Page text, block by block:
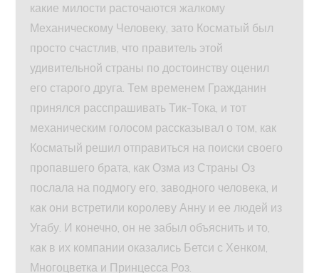
какие милости расточаются жалкому
Механическому Человеку, зато Косматый был
просто счастлив, что правитель этой
удивительной страны по достоинству оценил
его старого друга. Тем временем Гражданин
принялся расспрашивать Тик-Тока, и тот
механическим голосом рассказывал о том, как
Косматый решил отправиться на поиски своего
пропавшего брата, как Озма из Страны Оз
послала на подмогу его, заводного человека, и
как они встретили королеву Анну и ее людей из
Угабу. И конечно, он не забыл объяснить и то,
как в их компании оказались Бетси с Хенком,
Многоцветка и Принцесса Роз.